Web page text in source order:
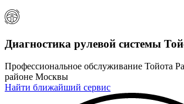
Диагностика рулевой системы
Профессиональное обслуживание Тойота
районе Москвы
Найти ближайший сервис